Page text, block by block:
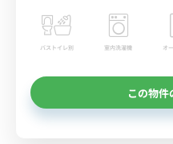
バストイレ別 室内洗濯機 オ
この物件